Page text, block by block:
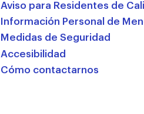
Aviso para Residentes de
Información Personal de
Medidas de Seguridad
Accesibilidad
Cómo contactarnos